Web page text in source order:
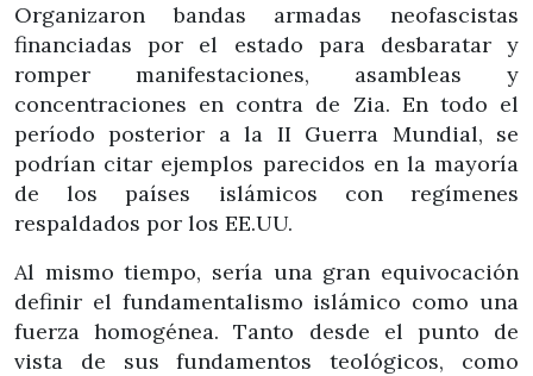
Organizaron bandas armadas neofascistas
financiadas por el estado para desbaratar y
romper manifestaciones, asambleas y
concentraciones en contra de Zia. En todo el
período posterior a la II Guerra Mundial, se
podrían citar ejemplos parecidos en la mayoría
de los países islámicos con regímenes
respaldados por los EE.UU.
Al mismo tiempo, sería una gran equivocación
definir el fundamentalismo islámico como una
fuerza homogénea. Tanto desde el punto de
vista de sus fundamentos teológicos, como